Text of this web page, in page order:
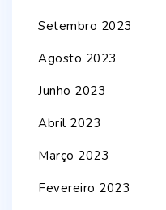
Setembro 2023
Agosto 2023
Junho 2023
Abril 2023
Março 2023
Fevereiro 2023